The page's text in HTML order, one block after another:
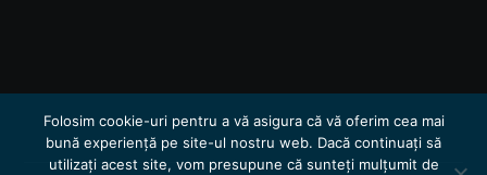
Folosim cookie-uri pentru a vă asigura că vă oferim cea mai
bună experiență pe site-ul nostru web. Dacă continuați să
utilizați acest site, vom presupune că sunteți mulțumit de